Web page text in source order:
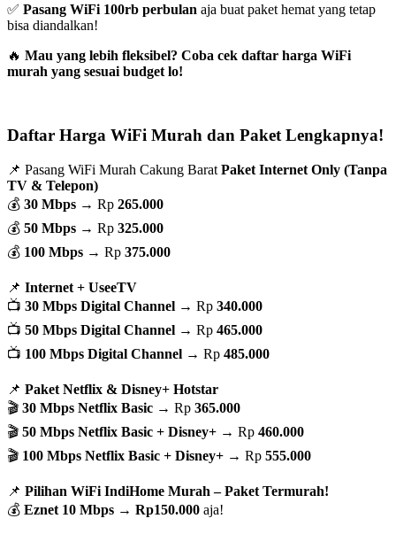
✅ Pasang WiFi 100rb perbulan aja buat paket hemat yang tetap
bisa diandalkan!
🔥 Mau yang lebih fleksibel? Coba cek daftar harga WiFi
murah yang sesuai budget lo!
Daftar Harga WiFi Murah dan Paket Lengkapnya!
📌 Pasang WiFi Murah Cakung Barat Paket Internet Only (Tanpa
TV & Telepon)
💰 30 Mbps → Rp 265.000
💰 50 Mbps → Rp 325.000
💰 100 Mbps → Rp 375.000
📌 Internet + UseeTV
📺 30 Mbps Digital Channel → Rp 340.000
📺 50 Mbps Digital Channel → Rp 465.000
📺 100 Mbps Digital Channel → Rp 485.000
📌 Paket Netflix & Disney+ Hotstar
🎬 30 Mbps Netflix Basic → Rp 365.000
🎬 50 Mbps Netflix Basic + Disney+ → Rp 460.000
🎬 100 Mbps Netflix Basic + Disney+ → Rp 555.000
📌 Pilihan WiFi IndiHome Murah – Paket Termurah!
💰 Eznet 10 Mbps → Rp150.000 aja!